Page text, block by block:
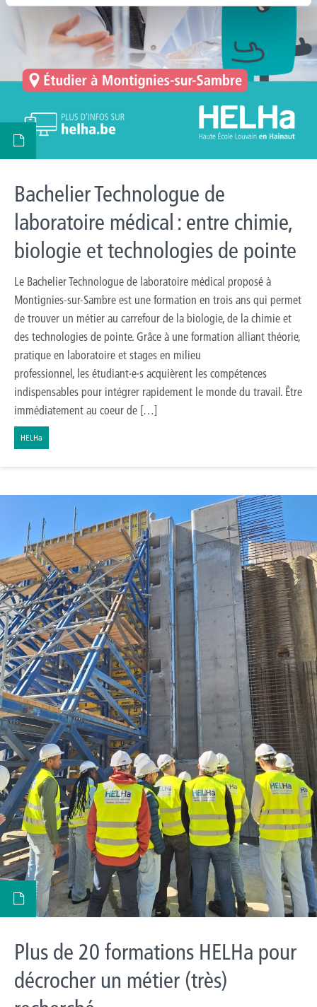
Bachelier Technologue de
laboratoire médical : entre chimie,
biologie et technologies de pointe
Le Bachelier Technologue de laboratoire médical proposé à
Montignies-sur-Sambre est une formation en trois ans qui permet
de trouver un métier au carrefour de la biologie, de la chimie et
des technologies de pointe. Grâce à une formation alliant théorie,
pratique en laboratoire et stages en milieu
professionnel, les étudiant·e·s acquièrent les compétences
indispensables pour intégrer rapidement le monde du travail. Être
immédiatement au coeur de […]
HELHa
Plus de 20 formations HELHa pour
décrocher un métier (très)